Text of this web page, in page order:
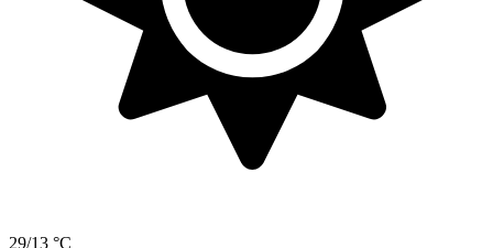
29/13 °C